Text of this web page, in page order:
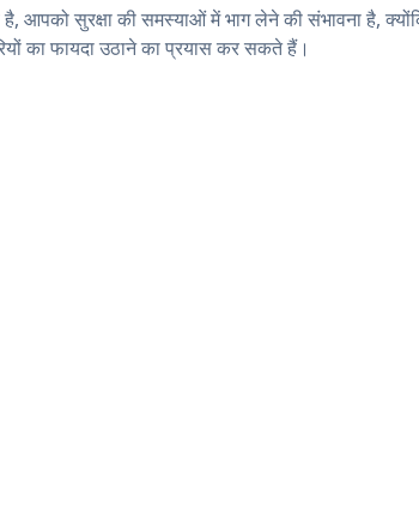
आपको सुरक्षा की समस्याओं में भाग लेने की संभावना है,
का फायदा उठाने का प्रयास कर सकते हैं।